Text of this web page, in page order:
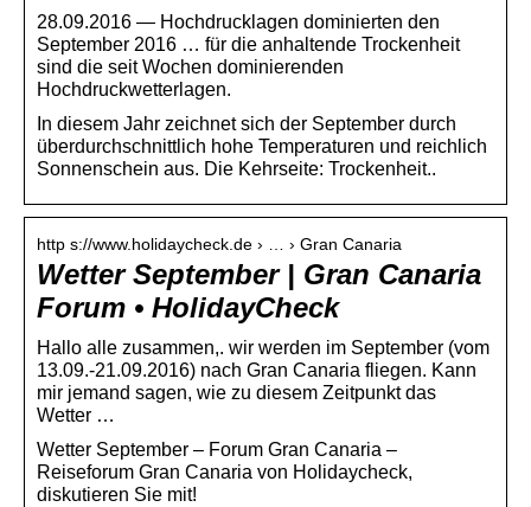
28.09.2016 — Hochdrucklagen dominierten den
September 2016 … für die anhaltende Trockenheit
sind die seit Wochen dominierenden
Hochdruckwetterlagen.
In diesem Jahr zeichnet sich der September durch
überdurchschnittlich hohe Temperaturen und reichlich
Sonnenschein aus. Die Kehrseite: Trockenheit..
http s://www.holidaycheck.de › … › Gran Canaria
Wetter September | Gran Canaria
Forum • HolidayCheck
Hallo alle zusammen,. wir werden im September (vom
13.09.-21.09.2016) nach Gran Canaria fliegen. Kann
mir jemand sagen, wie zu diesem Zeitpunkt das
Wetter …
Wetter September – Forum Gran Canaria –
Reiseforum Gran Canaria von Holidaycheck,
diskutieren Sie mit!